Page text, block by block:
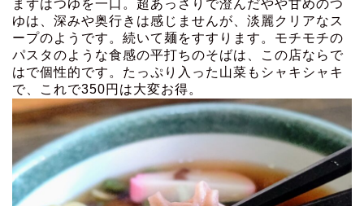
まずはつゆを一口。超あっさりで澄んだやや甘めのつ
ゆは、深みや奥行きは感じませんが、淡麗クリアなス
ープのようです。続いて麺をすすります。モチモチの
パスタのような食感の平打ちのそばは、この店ならで
はで個性的です。たっぷり入った山菜もシャキシャキ
で、これで350円は大変お得。